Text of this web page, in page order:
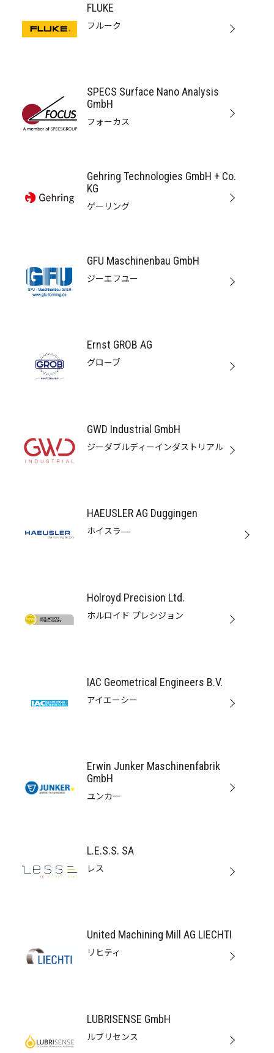
FLUKE
フルーク
SPECS Surface Nano Analysis
GmbH
フォーカス
Gehring Technologies GmbH + Co.
KG
ゲーリング
GFU Maschinenbau GmbH
ジーエフユー
Ernst GROB AG
グローブ
GWD Industrial GmbH
ジーダブルディーインダストリアル
HAEUSLER AG Duggingen
ホイスラ―
Holroyd Precision Ltd.
ホルロイド プレシジョン
IAC Geometrical Engineers B.V.
アイエーシー
Erwin Junker Maschinenfabrik
GmbH
ユンカー
L.E.S.S. SA
レス
United Machining Mill AG LIECHTI
リヒティ
LUBRISENSE GmbH
ルブリセンス